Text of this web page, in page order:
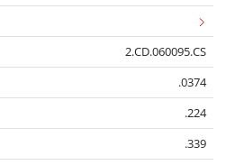
2.CD.060095.CS
.0374
.224
.339